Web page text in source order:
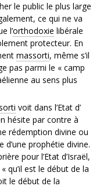
le public le plus large
ce qui ne va
l’orthodoxie libérale
protecteur. En
massorti, même s’il
pas parmi le « camp
au sens plus
voit dans l’Etat d’
hésite par contre à
rédemption divine ou
prophétie divine.
pour l’Etat d’Israël,
qu’il est le début de la
le début de la